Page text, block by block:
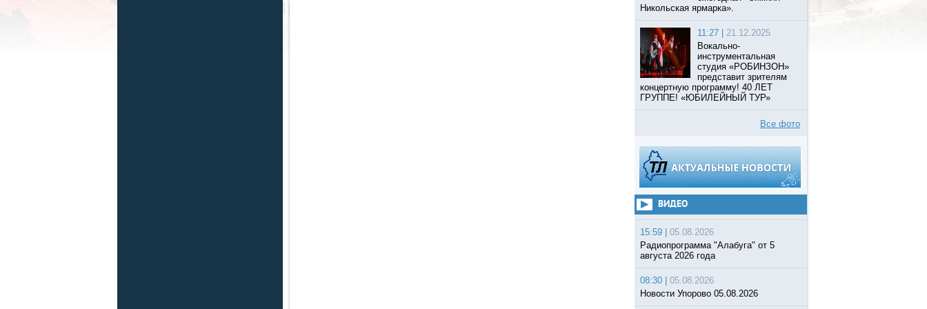
Никольская ярмарка».
11:27 |
21.12.2025
Вокально-
инструментальная
студия «РОБИНЗОН»
представит зрителям
концертную программу! 40 ЛЕТ
ГРУППЕ! «ЮБИЛЕЙНЫЙ ТУР»
Все фото
ВИДЕО
15:59 |
05.08.2026
Радиопрограмма "Алабуга" от 5
августа 2026 года
08:30 |
05.08.2026
Новости Упорово 05.08.2026